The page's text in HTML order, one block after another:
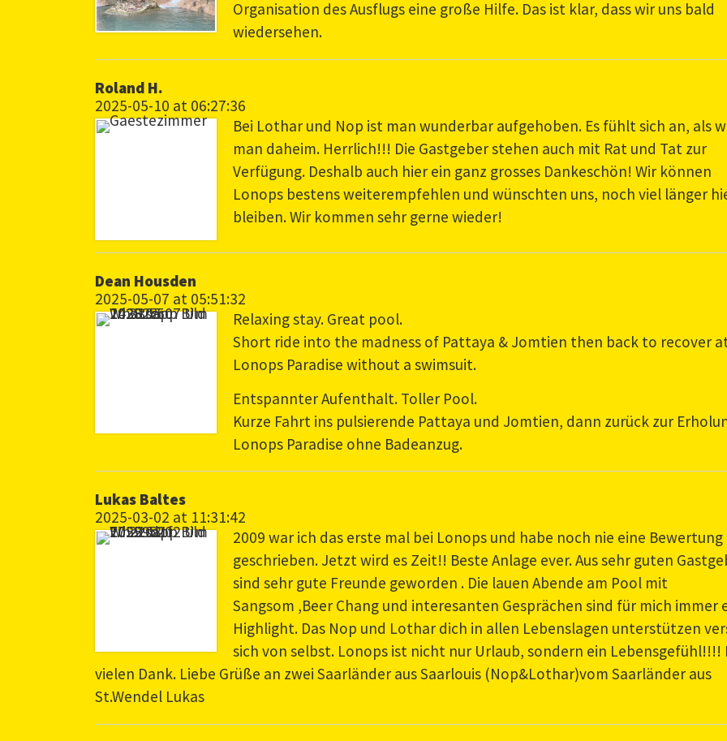
Organisation des Ausflugs eine große Hilfe. Das ist klar, dass wir uns bald
wiedersehen.
Roland H.
2025-05-10 at 06:27:36
Bei Lothar und Nop ist man wunderbar aufgehoben. Es fühlt sich an, als
man daheim. Herrlich!!! Die Gastgeber stehen auch mit Rat und Tat zur
Verfügung. Deshalb auch hier ein ganz grosses Dankeschön! Wir können
Lonops bestens weiterempfehlen und wünschten uns, noch viel länger
bleiben. Wir kommen sehr gerne wieder!
Dean Housden
2025-05-07 at 05:51:32
Relaxing stay. Great pool.
Short ride into the madness of Pattaya & Jomtien then back to recover
Lonops Paradise without a swimsuit.
Entspannter Aufenthalt. Toller Pool.
Kurze Fahrt ins pulsierende Pattaya und Jomtien, dann zurück zur
Lonops Paradise ohne Badeanzug.
Lukas Baltes
2025-03-02 at 11:31:42
2009 war ich das erste mal bei Lonops und habe noch nie eine Bewertung
geschrieben. Jetzt wird es Zeit!! Beste Anlage ever. Aus sehr guten
sind sehr gute Freunde geworden . Die lauen Abende am Pool mit
Sangsom ,Beer Chang und interesanten Gesprächen sind für mich immer
Highlight. Das Nop und Lothar dich in allen Lebenslagen unterstützen
sich von selbst. Lonops ist nicht nur Urlaub, sondern ein Lebensgefühl!!!!
vielen Dank. Liebe Grüße an zwei Saarländer aus Saarlouis (Nop&Lothar)vom Saarländer aus
St.Wendel Lukas